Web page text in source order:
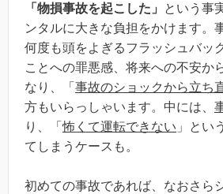
「物損事故を起こした」
という事
ンタルに大きな負担をかけます。
何度も頭をよぎるフラッシュバッ
ことへの罪悪感、将来への不安か
なり、「 事故のショックから立ち
方もいらっしゃいます。中には、
り、「怖くて運転できない 」とい
てしまうケースも。
初めての事故であれば、なおさら